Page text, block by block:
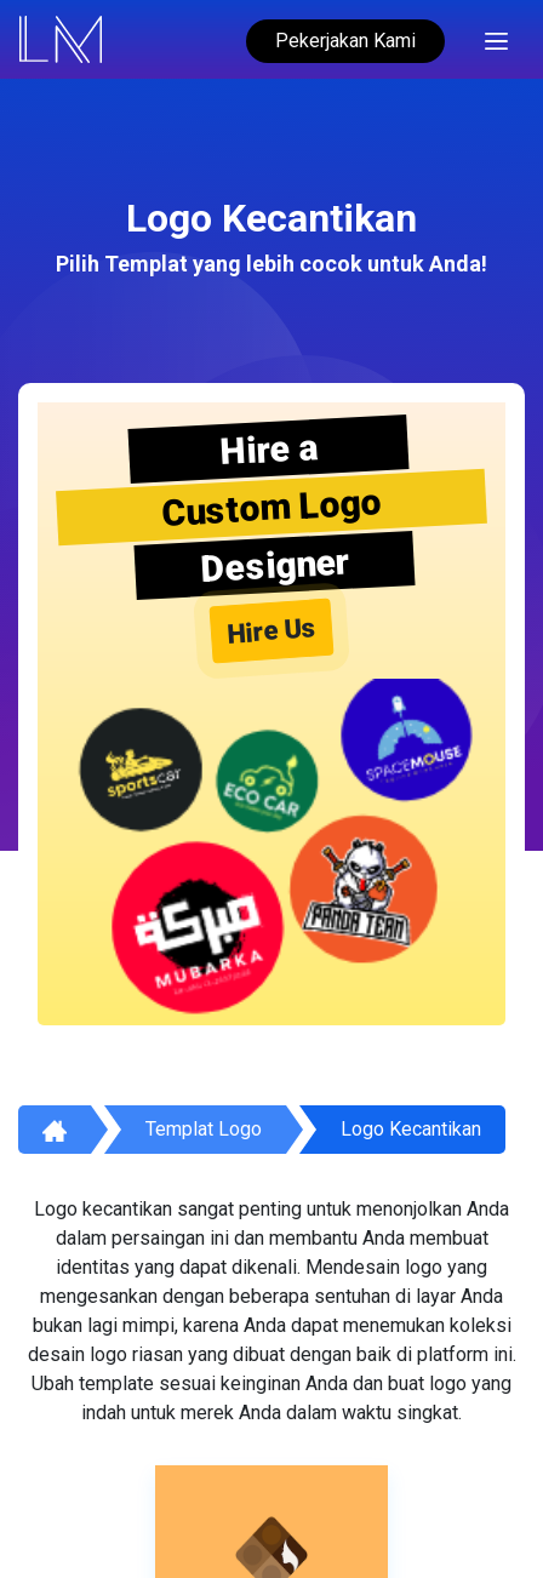
Pekerjakan Kami
Logo Kecantikan
Pilih Templat yang lebih cocok untuk Anda!
Hire a
Custom Logo
Designer
Hire Us
Templat Logo Logo Kecantikan
Logo kecantikan sangat penting untuk menonjolkan Anda
dalam persaingan ini dan membantu Anda membuat
identitas yang dapat dikenali. Mendesain logo yang
mengesankan dengan beberapa sentuhan di layar Anda
bukan lagi mimpi, karena Anda dapat menemukan koleksi
desain logo riasan yang dibuat dengan baik di platform ini.
Ubah template sesuai keinginan Anda dan buat logo yang
indah untuk merek Anda dalam waktu singkat.